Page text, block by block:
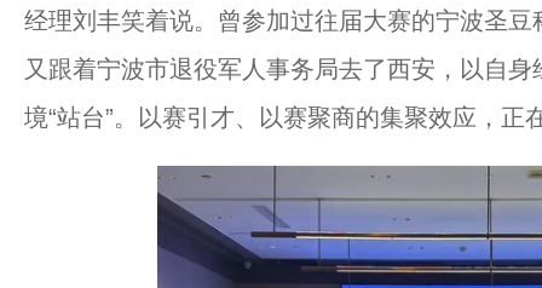
经理刘丰笑着说。曾参加过往届大赛的宁波圣
又跟着宁波市退役军人事务局去了西安，以自身
境“站台”。以赛引才、以赛聚商的集聚效应，正